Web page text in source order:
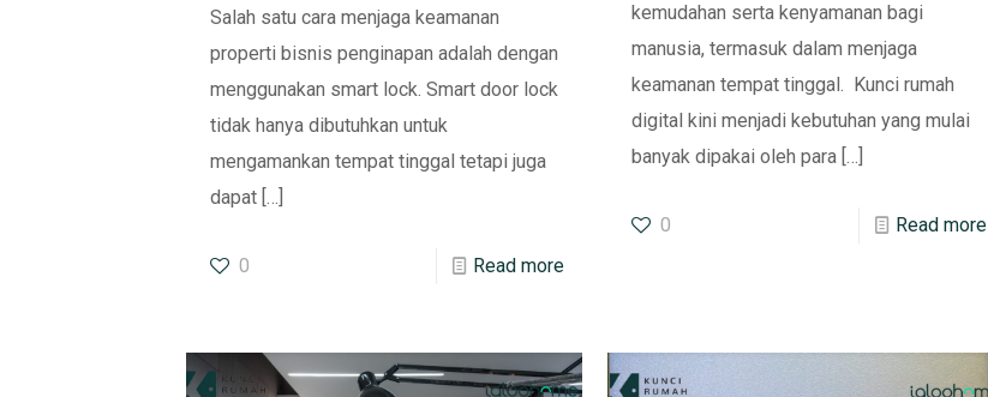
Salah satu cara menjaga keamanan
properti bisnis penginapan adalah dengan
menggunakan smart lock. Smart door lock
tidak hanya dibutuhkan untuk
mengamankan tempat tinggal tetapi juga
dapat[…]
0 Read more
kemudahan serta kenyamanan bagi
manusia, termasuk dalam menjaga
keamanan tempat tinggal. Kunci rumah
digital kini menjadi kebutuhan yang mulai
banyak dipakai oleh para […]
0 Read more